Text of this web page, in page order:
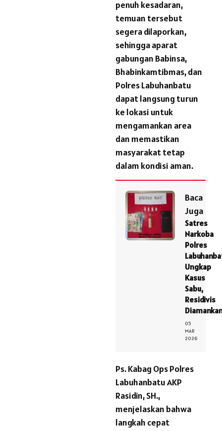
penuh kesadaran,
temuan tersebut
segera dilaporkan,
sehingga aparat
gabungan Babinsa,
Bhabinkamtibmas, dan
Polres Labuhanbatu
dapat langsung turun
ke lokasi untuk
mengamankan area
dan memastikan
masyarakat tetap
dalam kondisi aman.
Baca
Juga
Satres
Narkoba
Polres
Ungkap
Kasus
Sabu,
Residivis
05
MAR
2026
Ps. Kabag Ops Polres
Labuhanbatu AKP
Rasidin, SH.,
menjelaskan bahwa
langkah cepat